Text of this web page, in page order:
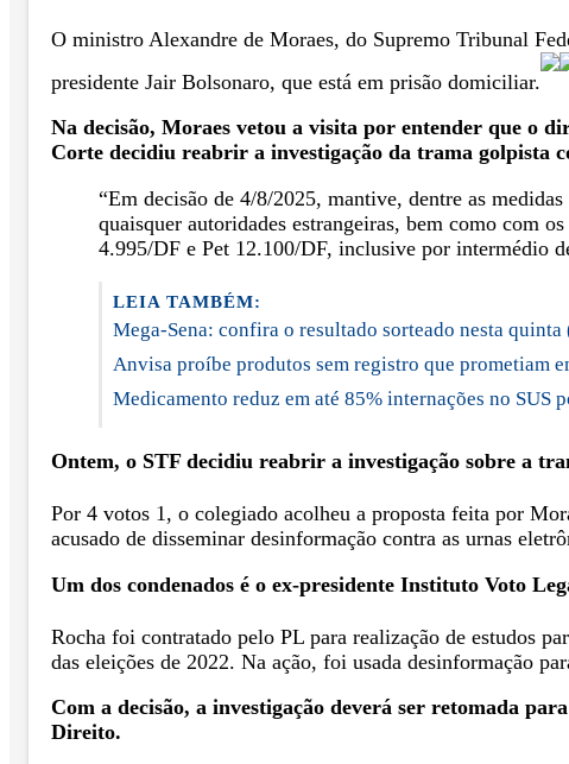
O ministro Alexandre de Moraes, do Supremo Tribunal
presidente Jair Bolsonaro, que está em prisão domiciliar.
Na decisão, Moraes vetou a visita por entender que o
Corte decidiu reabrir a investigação da trama golpista
“Em decisão de 4/8/2025, mantive, dentre as
quaisquer autoridades estrangeiras, bem como com
4.995/DF e Pet 12.100/DF, inclusive por intermédio
LEIA TAMBÉM:
Mega-Sena: confira o resultado sorteado nesta quinta
Anvisa proíbe produtos sem registro que prometiam
Medicamento reduz em até 85% internações no SUS
Ontem, o STF decidiu reabrir a investigação sobre a
Por 4 votos 1, o colegiado acolheu a proposta feita por
acusado de disseminar desinformação contra as urnas
Um dos condenados é o ex-presidente Instituto Voto
Rocha foi contratado pelo PL para realização de estudos
das eleições de 2022. Na ação, foi usada desinformação
Com a decisão, a investigação deverá ser retomada
Direito.